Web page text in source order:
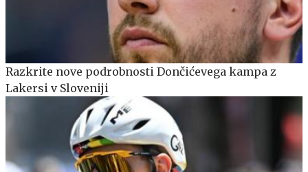
Razkrite nove podrobnosti Dončićevega kampa z
Lakersi v Sloveniji